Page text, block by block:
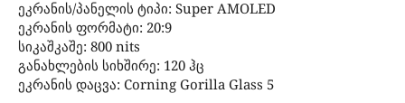
ეკრანის/პანელის ტიპი: Super AMOLED
ეკრანის ფორმატი: 20:9
სიკაშკაშე: 800 nits
განახლების სიხშირე: 120 ჰც
ეკრანის დაცვა: Corning Gorilla Glass 5